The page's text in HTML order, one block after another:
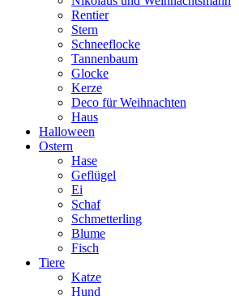
Rentier
Stern
Schneeflocke
Tannenbaum
Glocke
Kerze
Deco für Weihnachten
Haus
Halloween
Ostern
Hase
Geflügel
Ei
Schaf
Schmetterling
Blume
Fisch
Tiere
Katze
Hund